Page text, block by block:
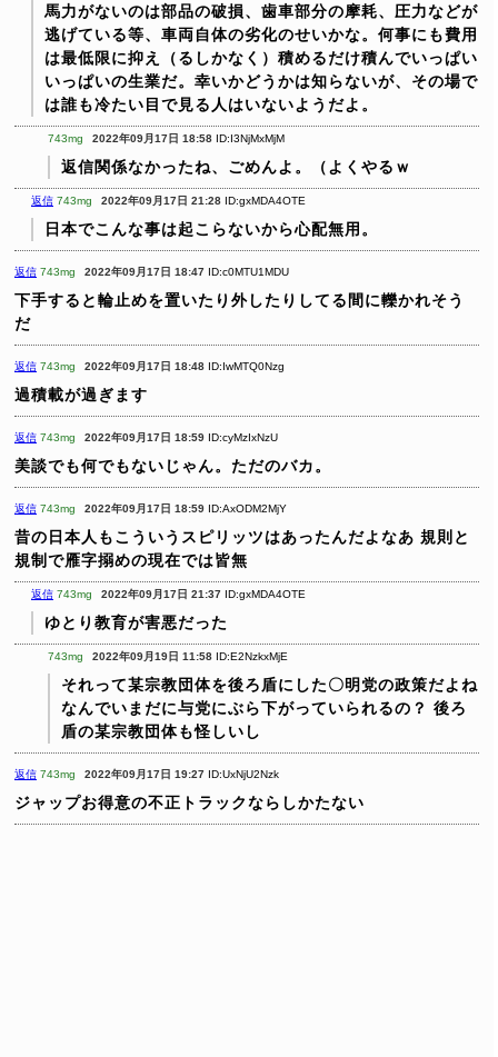
馬力がないのは部品の破損、歯車部分の摩耗、圧力などが
逃げている等、車両自体の劣化のせいかな。何事にも費用
は最低限に抑え（るしかなく）積めるだけ積んでいっぱい
いっぱいの生業だ。幸いかどうかは知らないが、その場で
は誰も冷たい目で見る人はいないようだよ。
743mg 2022年09月17日 18:58 ID:I3NjMxMjM
返信関係なかったね、ごめんよ。（よくやるｗ
返信 743mg 2022年09月17日 21:28 ID:gxMDA4OTE
日本でこんな事は起こらないから心配無用。
返信 743mg 2022年09月17日 18:47 ID:c0MTU1MDU
下手すると輪止めを置いたり外したりしてる間に轢かれそう
だ
返信 743mg 2022年09月17日 18:48 ID:IwMTQ0Nzg
過積載が過ぎます
返信 743mg 2022年09月17日 18:59 ID:cyMzIxNzU
美談でも何でもないじゃん。ただのバカ。
返信 743mg 2022年09月17日 18:59 ID:AxODM2MjY
昔の日本人もこういうスピリッツはあったんだよなあ 規則と
規制で雁字搦めの現在では皆無
返信 743mg 2022年09月17日 21:37 ID:gxMDA4OTE
ゆとり教育が害悪だった
743mg 2022年09月19日 11:58 ID:E2NzkxMjE
それって某宗教団体を後ろ盾にした〇明党の政策だよね
なんでいまだに与党にぶら下がっていられるの？ 後ろ
盾の某宗教団体も怪しいし
返信 743mg 2022年09月17日 19:27 ID:UxNjU2Nzk
ジャップお得意の不正トラックならしかたない